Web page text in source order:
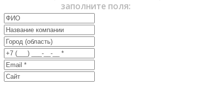
заполните поля: